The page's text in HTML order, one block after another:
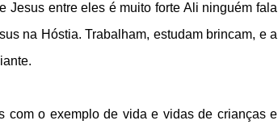
Jesus entre eles é muito forte Ali ninguém fala
na Hóstia. Trabalham, estudam brincam, e a
com o exemplo de vida e vidas de crianças e